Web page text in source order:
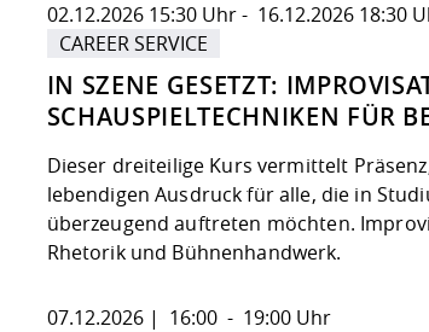
IN SZENE GESETZT:
SCHAUSPIELTECHNIKEN FÜR
02.12.2026 15:30 Uhr - 16.12.2026 18:30
CAREER SERVICE
Dieser dreiteilige Kurs vermittelt
lebendigen Ausdruck für alle, die in
überzeugend auftreten möchten.
Rhetorik und Bühnenhandwerk.
07.12.2026 | 16:00 - 19:00 Uhr